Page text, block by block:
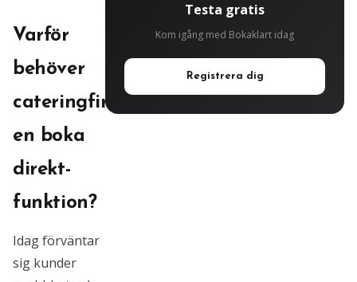
Varför
behöver
cateringfirmor
en boka
direkt-
funktion?
Idag förväntar
sig kunder
Testa gratis
Kom igång med Bokaklart idag
Registrera dig